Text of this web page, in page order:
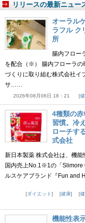
リリースの最新ニュー
オーラル
ラフル ク
所
腸内フロー
を配合（※） 腸内フローラ
づくりに取り組む株式会社イ
サ……
2026年08月06日 18：21
4種類の
習慣。冷
ローチす
式会社
新日本製薬 株式会社は、機
国内売上No.1※1の「Slimore
ルスケアブランド『Fun
ダイエット
健康
機能性表